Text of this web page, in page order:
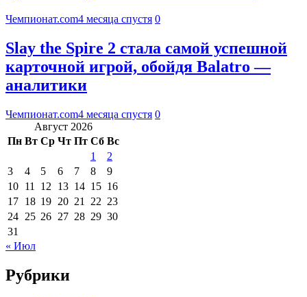
Чемпионат.com4 месяца спустя 0
Slay the Spire 2 стала самой успешной
карточной игрой, обойдя Balatro —
аналитики
Чемпионат.com4 месяца спустя 0
Август 2026
Пн Вт Ср Чт Пт Сб Вс
1
2
3
4 5 6 7 8
9
10 11 12 13 14 15 16
17 18 19 20 21 22 23
24 25 26 27 28 29 30
31
« Июл
Рубрики